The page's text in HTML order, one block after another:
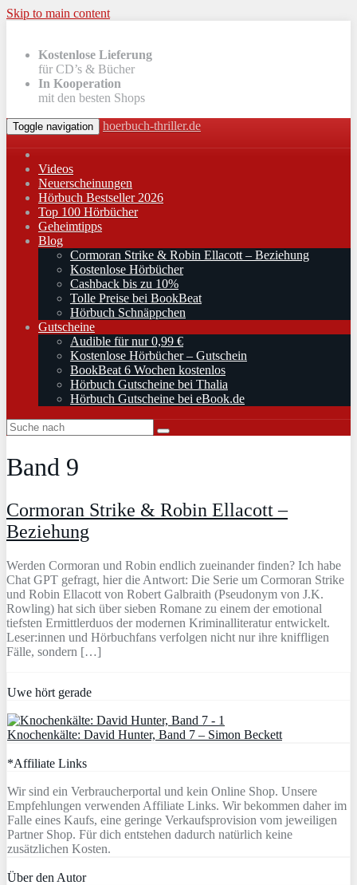
Skip to main content
Kostenlose Lieferung
für CD’s & Bücher
In Kooperation
mit den besten Shops
Toggle navigation hoerbuch-thriller.de
Videos
Neuerscheinungen
Hörbuch Bestseller 2026
Top 100 Hörbücher
Geheimtipps
Blog
Cormoran Strike & Robin Ellacott – Beziehung
Kostenlose Hörbücher
Cashback bis zu 10%
Tolle Preise bei BookBeat
Hörbuch Schnäppchen
Gutscheine
Audible für nur 0,99 €
Kostenlose Hörbücher – Gutschein
BookBeat 6 Wochen kostenlos
Hörbuch Gutscheine bei Thalia
Hörbuch Gutscheine bei eBook.de
Band 9
Cormoran Strike & Robin Ellacott –
Beziehung
Werden Cormoran und Robin endlich zueinander finden? Ich habe
Chat GPT gefragt, hier die Antwort: Die Serie um Cormoran Strike
und Robin Ellacott von Robert Galbraith (Pseudonym von J.K.
Rowling) hat sich über sieben Romane zu einem der emotional
tiefsten Ermittlerduos der modernen Kriminalliteratur entwickelt.
Leser:innen und Hörbuchfans verfolgen nicht nur ihre kniffligen
Fälle, sondern […]
Uwe hört gerade
Knochenkälte: David Hunter, Band 7 – Simon Beckett
*Affiliate Links
Wir sind ein Verbraucherportal und kein Online Shop. Unsere
Empfehlungen verwenden Affiliate Links. Wir bekommen daher im
Falle eines Kaufs, eine geringe Verkaufsprovision vom jeweiligen
Partner Shop. Für dich entstehen dadurch natürlich keine
zusätzlichen Kosten.
Über den Autor